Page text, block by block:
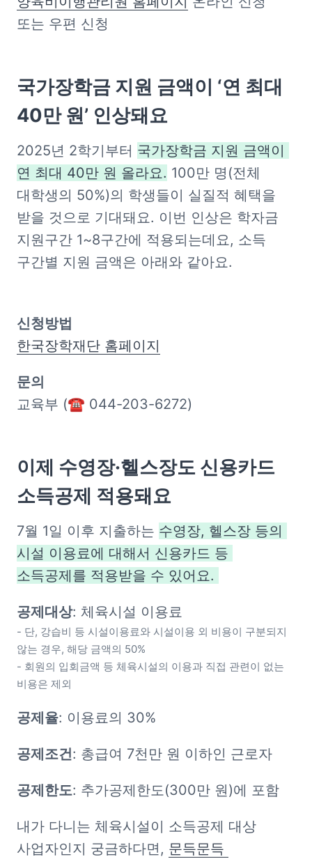
또는 우편 신청
국가장학금 지원 금액이 ‘연 최대
40만 원’ 인상돼요
2025년 2학기부터 국가장학금 지원 금액이
연 최대 40만 원 올라요. 100만 명(전체
대학생의 50%)의 학생들이 실질적 혜택을
받을 것으로 기대돼요. 이번 인상은 학자금
지원구간 1~8구간에 적용되는데요, 소득
구간별 지원 금액은 아래와 같아요.
한국장학재단 홈페이지
교육부 (☎ 044-203-6272)
이제 수영장·헬스장도 신용카드
소득공제 적용돼요
7월 1일 이후 지출하는 수영장, 헬스장 등의
시설 이용료에 대해서 신용카드 등
소득공제를 적용받을 수 있어요.
공제대상:
- 단, 강습비 등 시설이용료와 시설이용 외 비용이 구분되지
않는 경우, 해당 금액의 50%
- 회원의 입회금액 등 체육시설의 이용과 직접 관련이 없는
비용은 제외
공제율: 이용료의 30%
공제조건: 총급여 7천만 원 이하인 근로자
공제한도: 추가공제한도(300만 원)에 포함
내가 다니는 체육시설이 소득공제 대상
사업자인지 궁금하다면, 문득문득